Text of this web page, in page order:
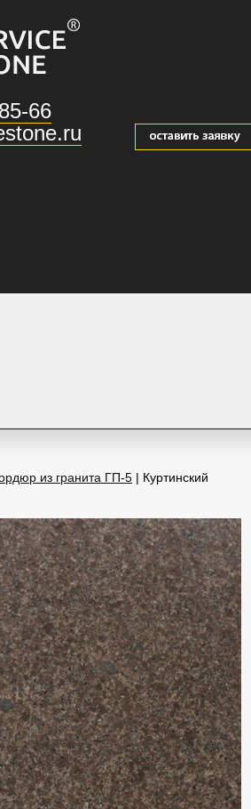
66
из гранита ГП-5 | Куртинский